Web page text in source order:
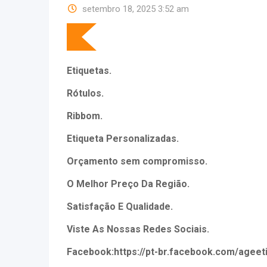
setembro 18, 2025 3:52 am
Etiquetas.
Rótulos.
Ribbom.
Etiqueta Personalizadas.
Orçamento sem compromisso.
O Melhor Preço Da Região.
Satisfação E Qualidade.
Viste As Nossas Redes Sociais.
Facebook:https://pt-br.facebook.com/